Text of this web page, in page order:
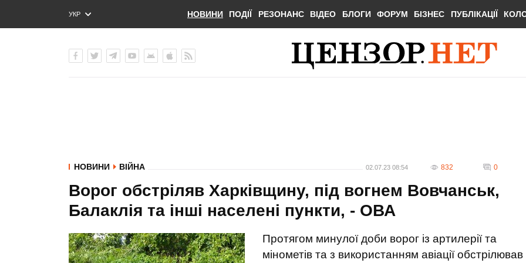
УКР
ENG
НОВИНИ ПОДІЇ РЕЗОНАНС ВІДЕО БЛОГИ ФОРУМ БІЗНЕС ПУБЛІКАЦІЇ
НОВИНИ ВІЙНА 02.07.23 08:54 832 0
Ворог обстріляв Харківщину, під вогнем Вовчанськ,
Балаклія та інші населені пункти, - ОВА
Протягом минулої доби ворог із артилерії та
мінометів та з використанням авіації обстрілював